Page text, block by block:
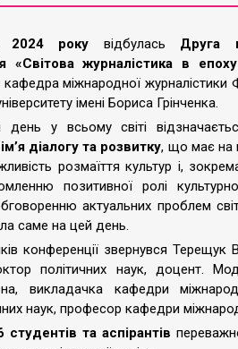
2024 року відбулась Друга
«Світова журналістика в
кафедра міжнародної журналістики
імені Бориса Грінченка.
у всьому світі
діалогу та розвитку, що має на
розмаїття культур і,
позитивної ролі
актуальних проблем
саме на цей день.
конференції звернувся Терещук
політичних наук, доцент.
викладачка кафедри
наук, професор кафедри
студентів та аспірантів